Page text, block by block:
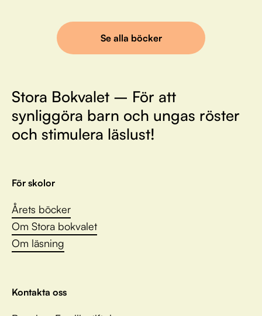
Se alla böcker
Stora Bokvalet – För att
synliggöra barn och ungas röster
och stimulera läslust!
För skolor
Årets böcker
Om Stora bokvalet
Om läsning
Kontakta oss